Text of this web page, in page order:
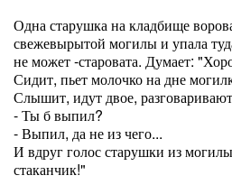
Одна старушка на кладбище
свежевырытой могилы и упала
не может -старовата. Думает:
Сидит, пьет молочко на дне
Слышит, идут двое,
- Ты б выпил?
- Выпил, да не из чего...
И вдруг голос старушки из
стаканчик!"